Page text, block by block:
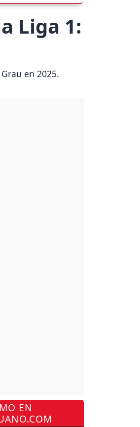
Liga 1:
en 2025.
EN